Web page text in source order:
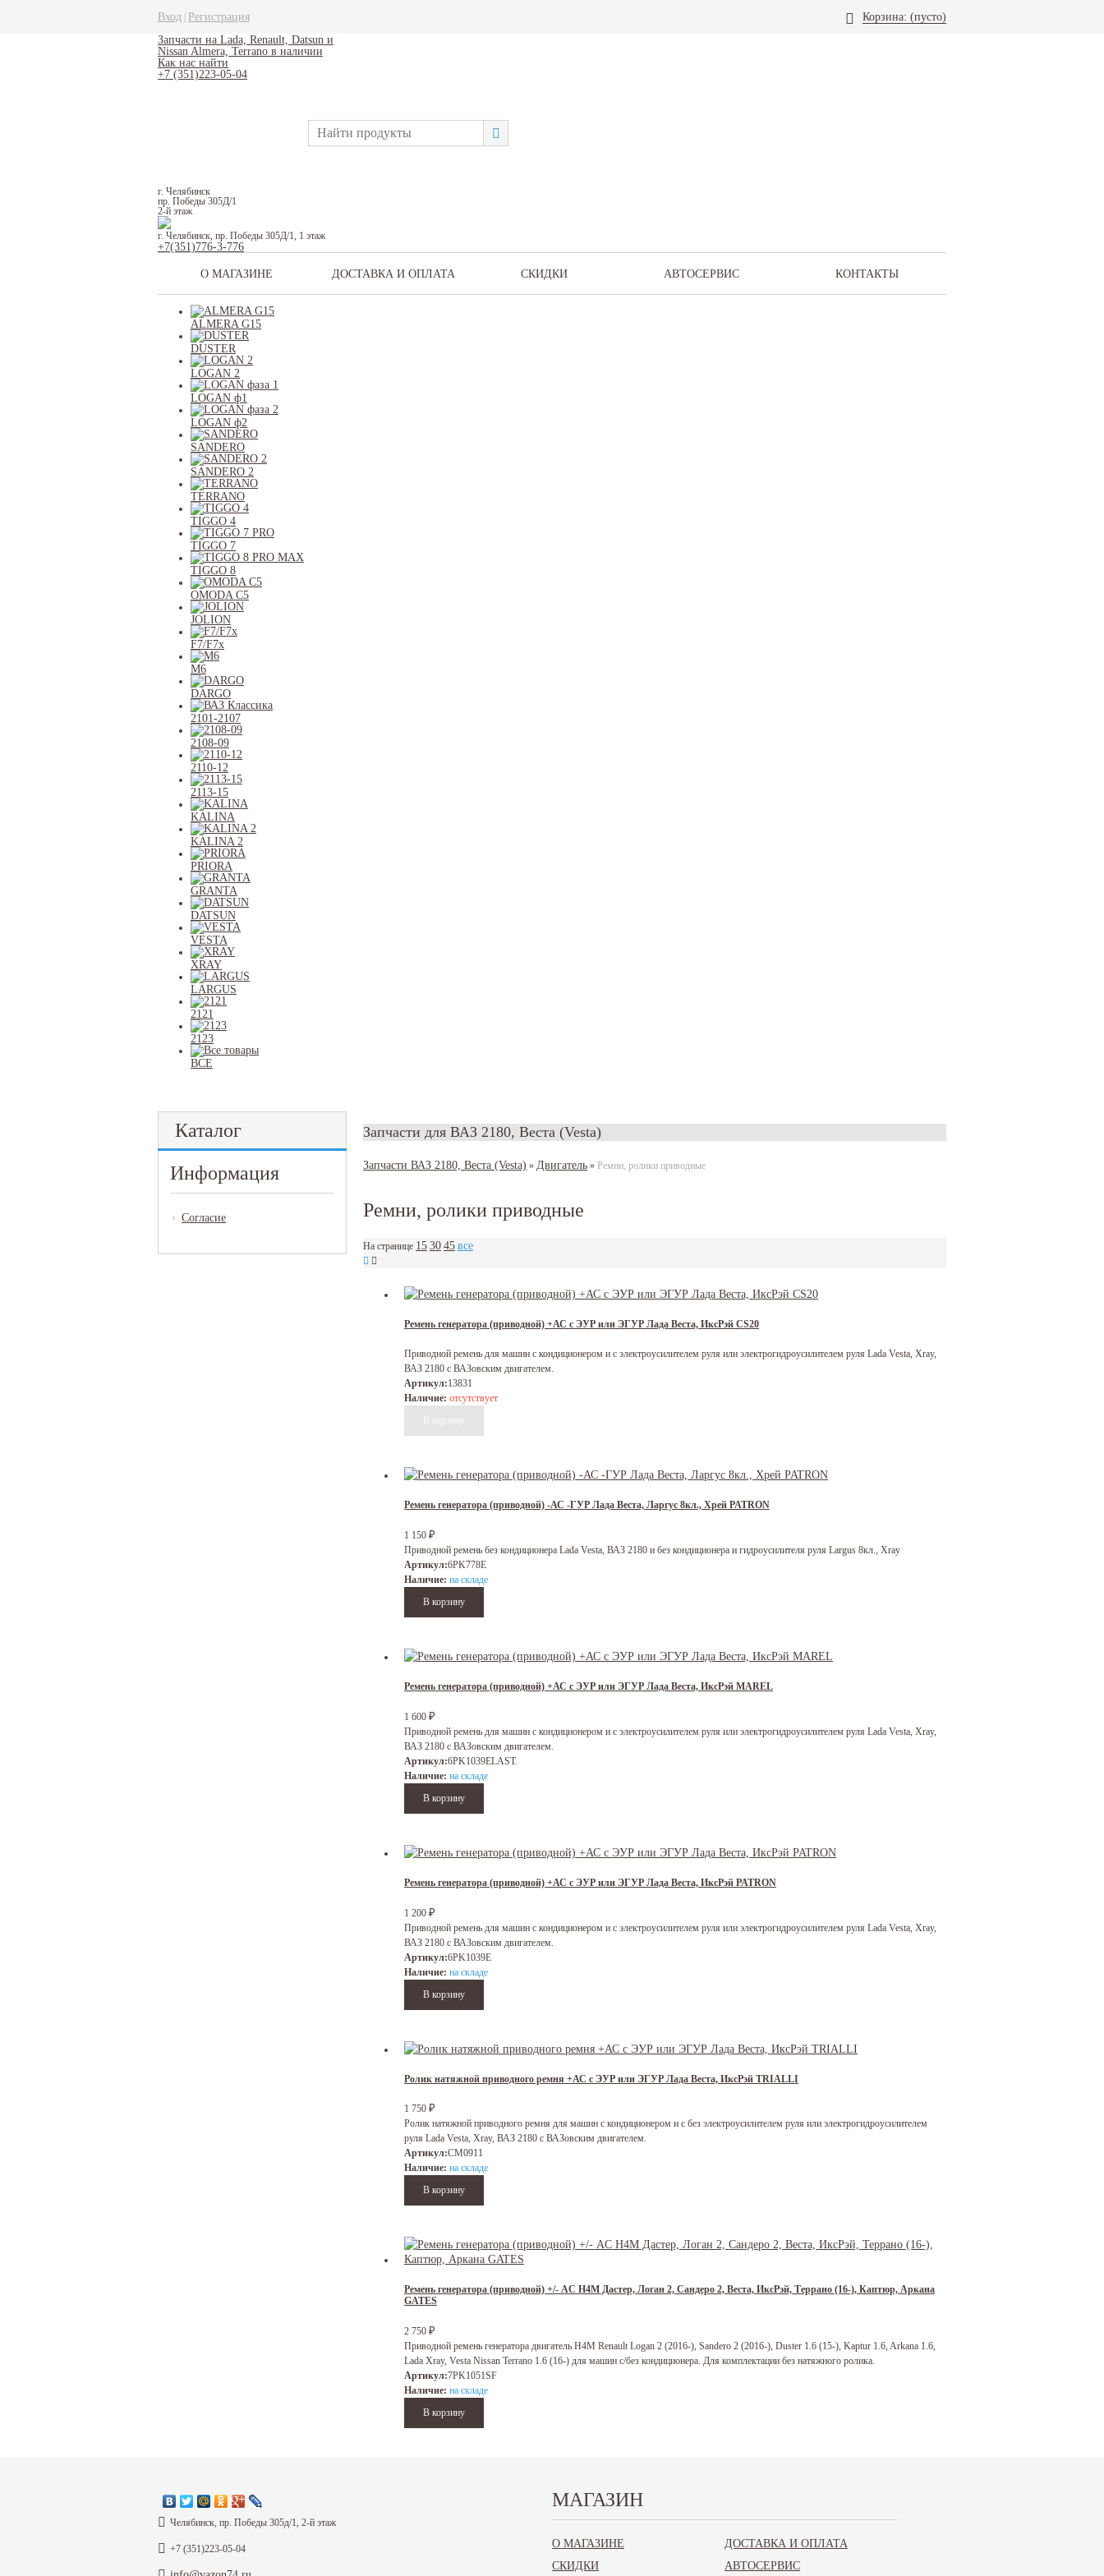
Вход Регистрация Корзина: (пусто)
Запчасти на Lada, Renault, Datsun и
Nissan Almera, Terrano в наличии
Как нас найти
+7 (351)223-05-04
г. Челябинск
пр. Победы 305Д/1
2-й этаж
г. Челябинск, пр. Победы 305Д/1, 1 этаж
+7(351)776-3-776
О МАГАЗИНЕ ДОСТАВКА И ОПЛАТА СКИДКИ АВТОСЕРВИС КОНТАКТЫ
ALMERA G15
DUSTER
LOGAN 2
LOGAN ф1
LOGAN ф2
SANDERO
SANDERO 2
TERRANO
TIGGO 4
TIGGO 7
TIGGO 8
OMODA C5
JOLION
F7/F7x
M6
DARGO
2101-2107
2108-09
2110-12
2113-15
KALINA
KALINA 2
PRIORA
GRANTA
DATSUN
VESTA
XRAY
LARGUS
2121
2123
ВСЕ
Каталог
Информация
Согласие
Запчасти для ВАЗ 2180, Веста (Vesta)
Запчасти ВАЗ 2180, Веста (Vesta) » Двигатель » Ремни, ролики приводные
Ремни, ролики приводные
На странице 153045все
Ремень генератора (приводной) +АС с ЭУР или ЭГУР Лада Веста, ИксРэй CS20
Приводной ремень для машин с кондиционером и с электроусилителем руля или электрогидроусилителем руля Lada Vesta, Xray,
ВАЗ 2180 с ВАЗовским двигателем.
Артикул:13831
Наличие: отсутствует
Ремень генератора (приводной) -АС -ГУР Лада Веста, Ларгус 8кл., Хрей PATRON
1 150 ₽
Приводной ремень без кондиционера Lada Vesta, ВАЗ 2180 и без кондиционера и гидроусилителя руля Largus 8кл., Xray
Артикул:6PK778E
Наличие: на складе
Ремень генератора (приводной) +АС с ЭУР или ЭГУР Лада Веста, ИксРэй MAREL
1 600 ₽
Приводной ремень для машин с кондиционером и с электроусилителем руля или электрогидроусилителем руля Lada Vesta, Xray,
ВАЗ 2180 с ВАЗовским двигателем.
Артикул:6PK1039ELAST.
Наличие: на складе
Ремень генератора (приводной) +АС с ЭУР или ЭГУР Лада Веста, ИксРэй PATRON
1 200 ₽
Приводной ремень для машин с кондиционером и с электроусилителем руля или электрогидроусилителем руля Lada Vesta, Xray,
ВАЗ 2180 с ВАЗовским двигателем.
Артикул:6PK1039E
Наличие: на складе
Ролик натяжной приводного ремня +АС с ЭУР или ЭГУР Лада Веста, ИксРэй TRIALLI
1 750 ₽
Ролик натяжной приводного ремня для машин с кондиционером и с без электроусилителем руля или электрогидроусилителем
руля Lada Vesta, Xray, ВАЗ 2180 с ВАЗовским двигателем.
Артикул:CM0911
Наличие: на складе
Ремень генератора (приводной) +/- AC H4M Дастер, Логан 2, Сандеро 2, Веста, ИксРэй, Террано (16-), Каптюр, Аркана
GATES
2 750 ₽
Приводной ремень генератора двигатель H4M Renault Logan 2 (2016-), Sandero 2 (2016-), Duster 1.6 (15-), Kaptur 1.6, Arkana 1.6,
Lada Xray, Vesta Nissan Terrano 1.6 (16-) для машин с/без кондиционера. Для комплектации без натяжного ролика.
Артикул:7PK1051SF
Наличие: на складе
Приводной ремень генератора двигатель H4M Renault Logan 2 (2016-), Sandero 2 (2016-), Duster 1.6 (15-), Kaptur 1.6, Arkana 1.6,
Lada Xray, Vesta Nissan Terrano 1.6 (16-) для машин с/без кондиционера. Для комплектации без натяжного ролика.
Челябинск, пр. Победы 305д/1, 2-й этаж
+7 (351)223-05-04
МАГАЗИН
О МАГАЗИНЕ
ДОСТАВКА И ОПЛАТА
СКИДКИ
АВТОСЕРВИС